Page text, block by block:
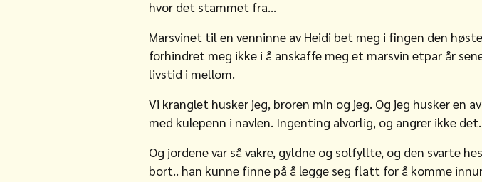
hvor det stammet fra…
Marsvinet til en venninne av Heidi bet meg i fingen den
forhindret meg ikke i å anskaffe meg et marsvin etpar år
livstid i mellom.
Vi kranglet husker jeg, broren min og jeg. Og jeg husker en
med kulepenn i navlen. Ingenting alvorlig, og angrer ikke
Og jordene var så vakre, gyldne og solfyllte, og den svarte
bort.. han kunne finne på å legge seg flatt for å komme